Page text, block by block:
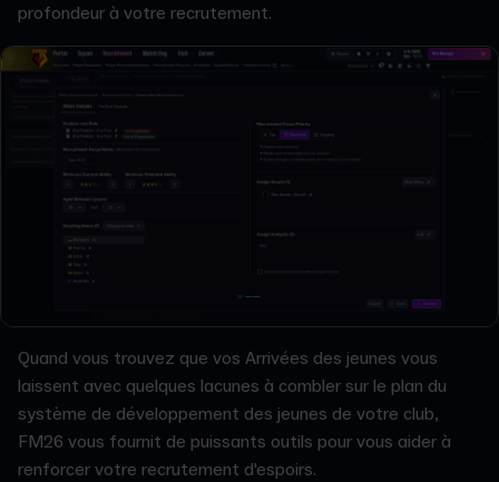
profondeur à votre recrutement.
Quand vous trouvez que vos Arrivées des jeunes vous
laissent avec quelques lacunes à combler sur le plan du
système de développement des jeunes de votre club,
FM26 vous fournit de puissants outils pour vous aider à
renforcer votre recrutement d'espoirs.